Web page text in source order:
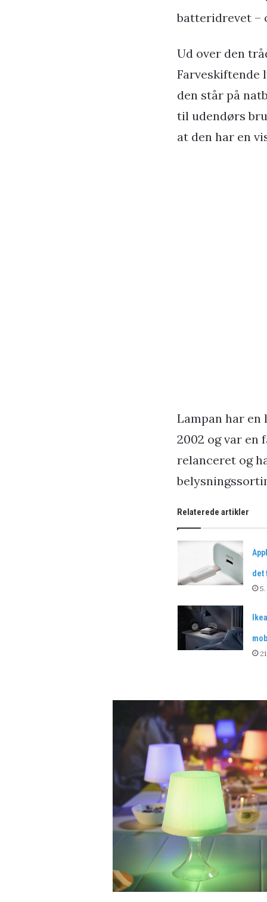
batteridrevet –
Ud over den
Farveskiftende
den står på
til udendørs
at den har en
Lampan har
2002 og var en
relanceret og
Relaterede artikler
det